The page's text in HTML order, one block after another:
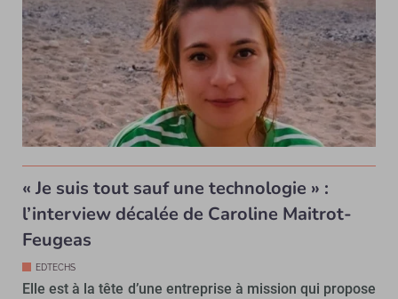
« Je suis tout sauf une technologie » :
l’interview décalée de Caroline Maitrot-
Feugeas
EDTECHS
Elle est à la tête d’une entreprise à mission qui propose